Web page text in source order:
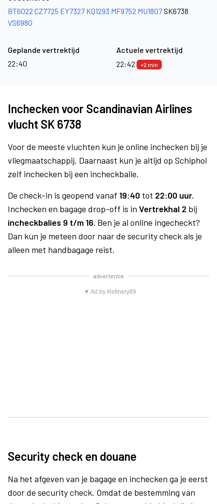
BT6022 CZ7725 EY7327 KQ1293 MF9752 MU1807SK6738
VS6980
Geplande vertrektijd
22:40
Actuele vertrektijd
22:42
+2 min
Inchecken voor Scandinavian Airlines
vlucht SK 6738
Voor de meeste vluchten kun je online inchecken bij je
vliegmaatschappij. Daarnaast kun je altijd op Schiphol
zelf inchecken bij een incheckbalie.
De check-in is geopend vanaf 19:40 tot 22:00 uur.
Inchecken en bagage drop-off is in Vertrekhal 2 bij
incheckbalies 9 t/m 16. Ben je al online ingecheckt?
Dan kun je meteen door naar de security check als je
alleen met handbagage reist.
advertentie
▼ Ad by Refinery89
Security check en douane
Na het afgeven van je bagage en inchecken ga je eerst
door de security check. Omdat de bestemming van